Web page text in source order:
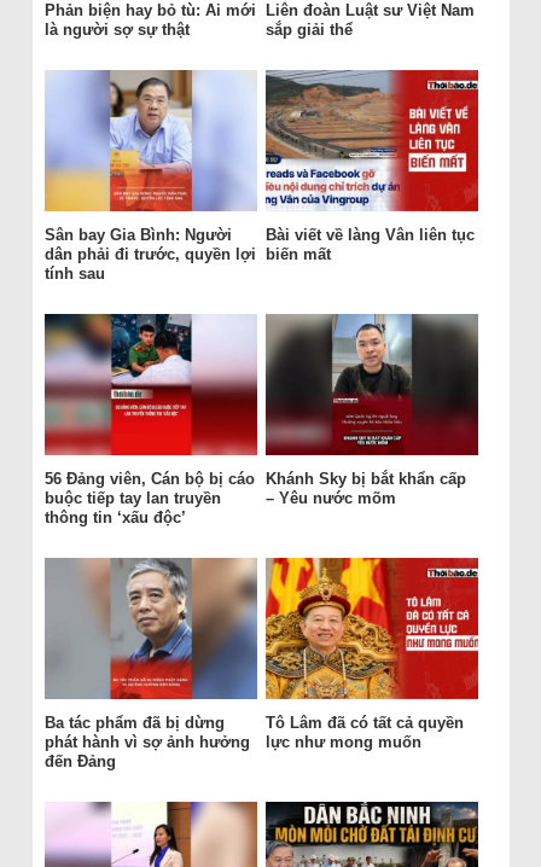
Phản biện hay bỏ tù: Ai mới
là người sợ sự thật
Liên đoàn Luật sư Việt Nam
sắp giải thể
Sân bay Gia Bình: Người
dân phải đi trước, quyền lợi
tính sau
Bài viết về làng Vân liên tục
biến mất
56 Đảng viên, Cán bộ bị cáo
buộc tiếp tay lan truyền
thông tin ‘xấu độc’
Khánh Sky bị bắt khẩn cấp
– Yêu nước mõm
Ba tác phẩm đã bị dừng
phát hành vì sợ ảnh hưởng
đến Đảng
Tô Lâm đã có tất cả quyền
lực như mong muốn